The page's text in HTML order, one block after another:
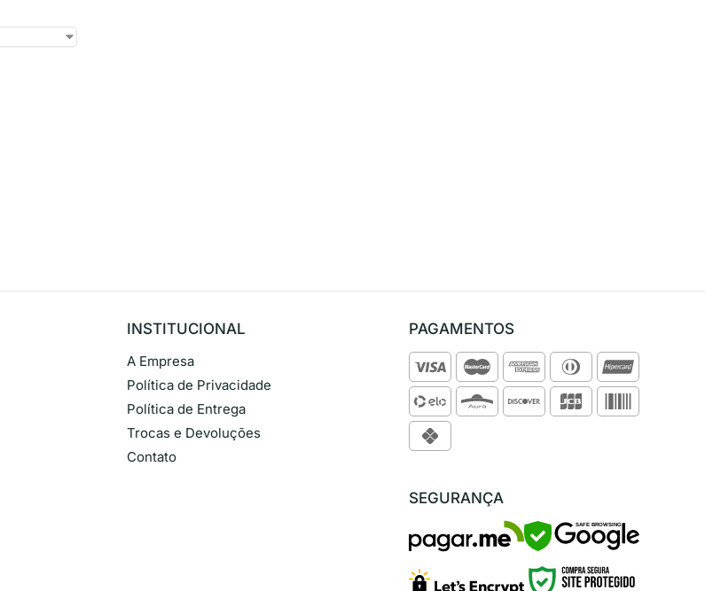
INSTITUCIONAL
A Empresa
Política de Privacidade
Política de Entrega
Trocas e Devoluções
Contato
PAGAMENTOS
SEGURANÇA
SAFE BROWSING